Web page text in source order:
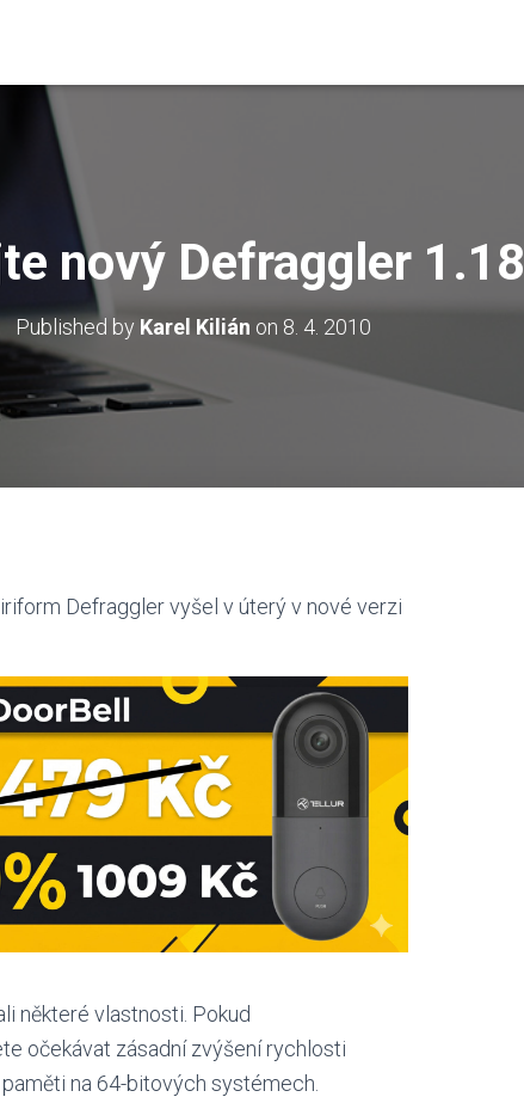
nový Defraggler 1.18
Published by Karel Kilián on 8. 4. 2010
Defraggler vyšel v úterý v nové verzi
některé vlastnosti. Pokud
očekávat zásadní zvýšení rychlosti
na 64-bitových systémech.